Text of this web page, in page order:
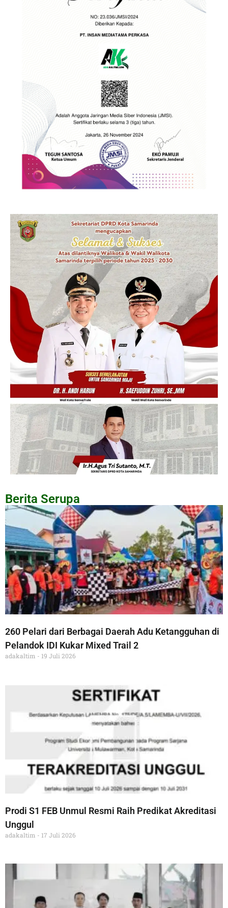
Berita Serupa
260 Pelari dari Berbagai Daerah Adu Ketangguhan di
Pelandok IDI Kukar Mixed Trail 2
adakaltim 19 Juli 2026
Prodi S1 FEB Unmul Resmi Raih Predikat Akreditasi
Unggul
adakaltim 17 Juli 2026